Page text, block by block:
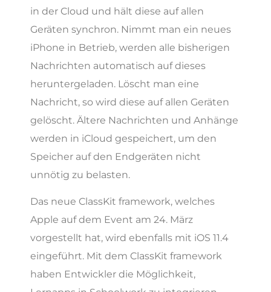
in der Cloud und hält diese auf allen
Geräten synchron. Nimmt man ein neues
iPhone in Betrieb, werden alle bisherigen
Nachrichten automatisch auf dieses
heruntergeladen. Löscht man eine
Nachricht, so wird diese auf allen Geräten
gelöscht. Ältere Nachrichten und Anhänge
werden in iCloud gespeichert, um den
Speicher auf den Endgeräten nicht
unnötig zu belasten.
Das neue ClassKit framework, welches
Apple auf dem Event am 24. März
vorgestellt hat, wird ebenfalls mit iOS 11.4
eingeführt. Mit dem ClassKit framework
haben Entwickler die Möglichkeit,